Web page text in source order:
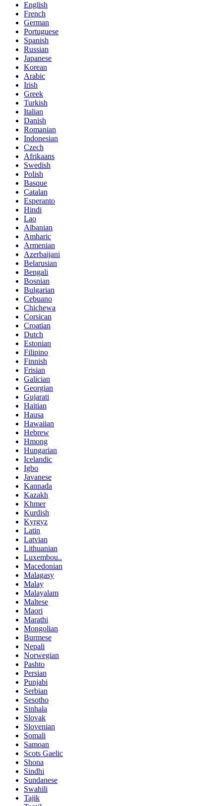
English
French
German
Portuguese
Spanish
Russian
Japanese
Korean
Arabic
Irish
Greek
Turkish
Italian
Danish
Romanian
Indonesian
Czech
Afrikaans
Swedish
Polish
Basque
Catalan
Esperanto
Hindi
Lao
Albanian
Amharic
Armenian
Azerbaijani
Belarusian
Bengali
Bosnian
Bulgarian
Cebuano
Chichewa
Corsican
Croatian
Dutch
Estonian
Filipino
Finnish
Frisian
Galician
Georgian
Gujarati
Haitian
Hausa
Hawaiian
Hebrew
Hmong
Hungarian
Icelandic
Igbo
Javanese
Kannada
Kazakh
Khmer
Kurdish
Kyrgyz
Latin
Latvian
Lithuanian
Luxembou..
Macedonian
Malagasy
Malay
Malayalam
Maltese
Maori
Marathi
Mongolian
Burmese
Nepali
Norwegian
Pashto
Persian
Punjabi
Serbian
Sesotho
Sinhala
Slovak
Slovenian
Somali
Samoan
Scots Gaelic
Shona
Sindhi
Sundanese
Swahili
Tajik